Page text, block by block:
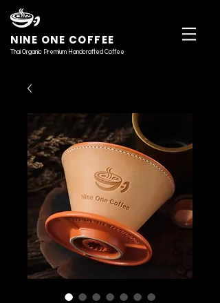
NINE ONE COFFEE
Thai Organic Premium Handcrafted Coffee